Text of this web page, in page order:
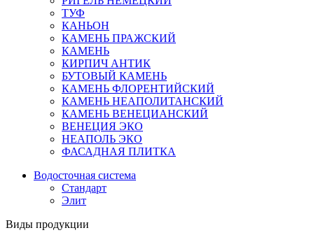
ТУФ
КАНЬОН
КАМЕНЬ ПРАЖСКИЙ
КАМЕНЬ
КИРПИЧ АНТИК
БУТОВЫЙ КАМЕНЬ
КАМЕНЬ ФЛОРЕНТИЙСКИЙ
КАМЕНЬ НЕАПОЛИТАНСКИЙ
КАМЕНЬ ВЕНЕЦИАНСКИЙ
ВЕНЕЦИЯ ЭКО
НЕАПОЛЬ ЭКО
ФАСАДНАЯ ПЛИТКА
Водосточная система
Стандарт
Элит
Виды продукции